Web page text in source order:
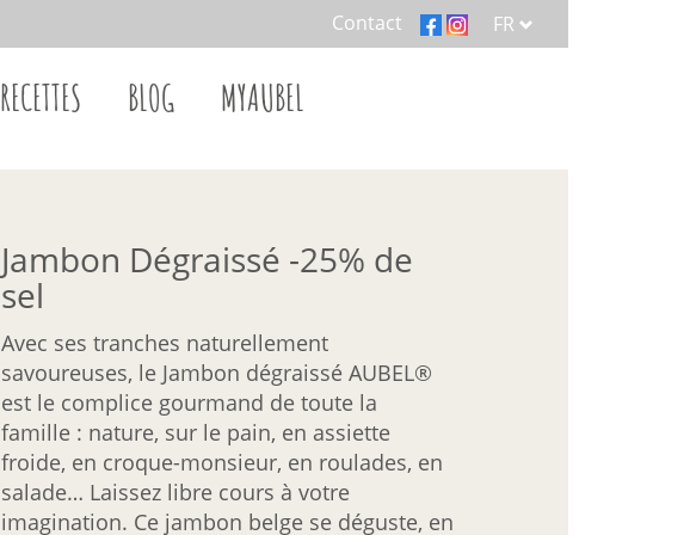
FR
Contact
RECETTES BLOG MYAUBEL
Jambon Dégraissé -25% de
sel
Avec ses tranches naturellement
savoureuses, le Jambon dégraissé AUBEL®
est le complice gourmand de toute la
famille : nature, sur le pain, en assiette
froide, en croque-monsieur, en roulades, en
salade… Laissez libre cours à votre
imagination. Ce jambon belge se déguste, en